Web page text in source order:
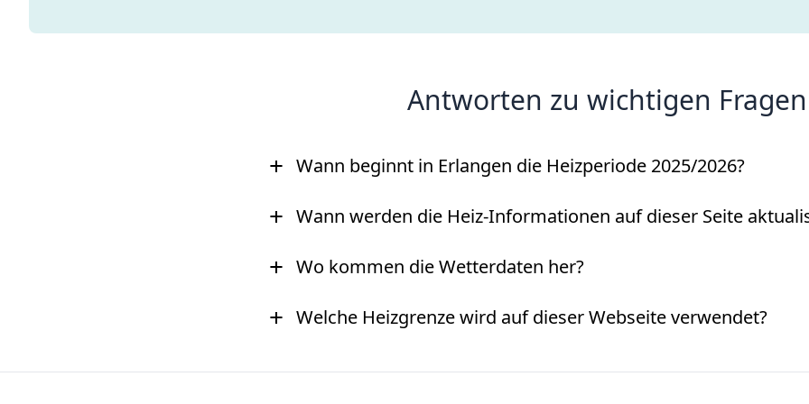
Antworten zu wichtigen Fragen
+ Wann beginnt in Erlangen die Heizperiode 2025/2026?
+ Wann werden die Heiz-Informationen auf dieser Seite
+ Wo kommen die Wetterdaten her?
+ Welche Heizgrenze wird auf dieser Webseite verwendet?